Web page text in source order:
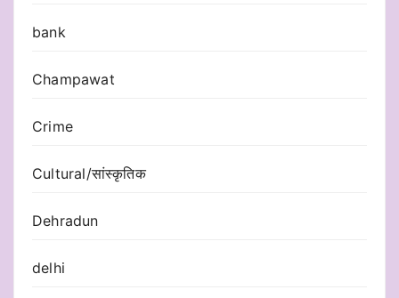
bank
Champawat
Crime
Cultural/सांस्कृतिक
Dehradun
delhi